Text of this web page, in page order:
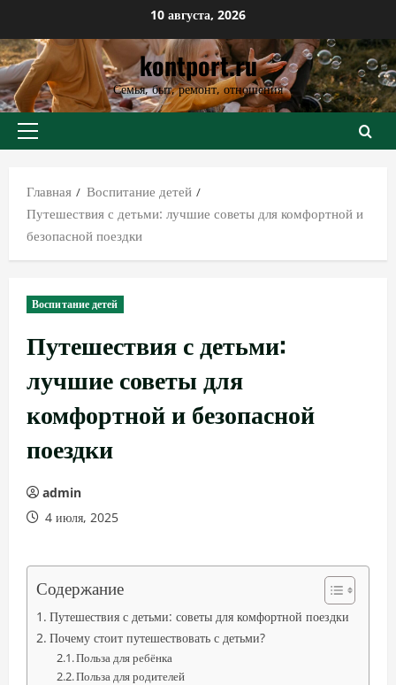
к
содержимому
10 августа, 2026
kontport.ru
Семья, быт, ремонт, отношения
Основное
Главная
Воспитание детей
Путешествия с детьми: лучшие советы для комфортной и
безопасной поездки
Воспитание детей
Путешествия с детьми:
лучшие советы для
комфортной и безопасной
поездки
admin
4 июля, 2025
Содержание
Путешествия с детьми: советы для комфортной поездки
Почему стоит путешествовать с детьми?
Польза для ребёнка
Польза для родителей